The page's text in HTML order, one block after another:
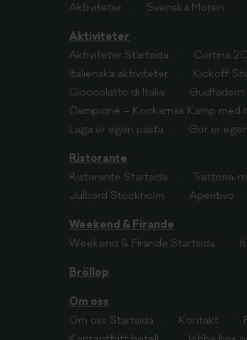
Aktiviteter
Svenska Möten
Aktiviteter
Aktiviteter Startsida Cortina
Italienska aktiviteter
Kickoff
Cioccolatto di Italia
Gudfadern
Campione – Kockarnas Kamp med
Laga er egen pasta
Gör er
Ristorante
Ristorante Startsida Trattoria-
Julbord Stockholm
Aperitivo
Weekend & Firande
Weekend & Firande Startsida
Bröllop
Om oss
Om oss Startsida Kontakt